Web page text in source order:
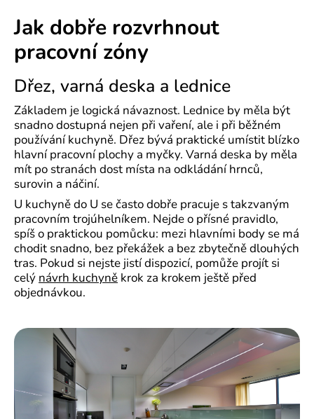
Jak dobře rozvrhnout
pracovní zóny
Dřez, varná deska a lednice
Základem je logická návaznost. Lednice by měla být
snadno dostupná nejen při vaření, ale i při běžném
používání kuchyně. Dřez bývá praktické umístit blízko
hlavní pracovní plochy a myčky. Varná deska by měla
mít po stranách dost místa na odkládání hrnců,
surovin a náčiní.
U kuchyně do U se často dobře pracuje s takzvaným
pracovním trojúhelníkem. Nejde o přísné pravidlo,
spíš o praktickou pomůcku: mezi hlavními body se má
chodit snadno, bez překážek a bez zbytečně dlouhých
tras. Pokud si nejste jistí dispozicí, pomůže projít si
celý návrh kuchyně krok za krokem ještě před
objednávkou.